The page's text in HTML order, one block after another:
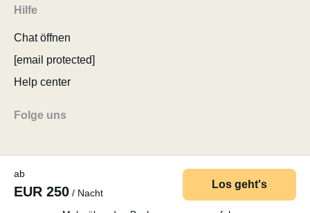
ab
EUR 250 / Nacht
Los geht's
Hilfe
Chat öffnen
[email protected]
Help center
Folge uns
© 2026 MyCamper AG
Datenschutzerklärung